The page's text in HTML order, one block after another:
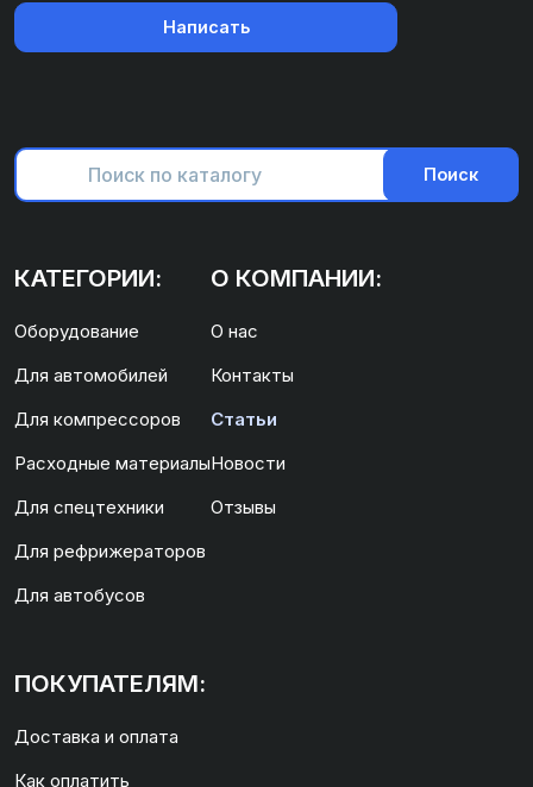
Написать
Поиск
КАТЕГОРИИ:
Оборудование
Для автомобилей
Для компрессоров
Расходные материалы
Для спецтехники
Для рефрижераторов
Для автобусов
О КОМПАНИИ:
О нас
Контакты
Статьи
Новости
Отзывы
ПОКУПАТЕЛЯМ:
Доставка и оплата
Как оплатить